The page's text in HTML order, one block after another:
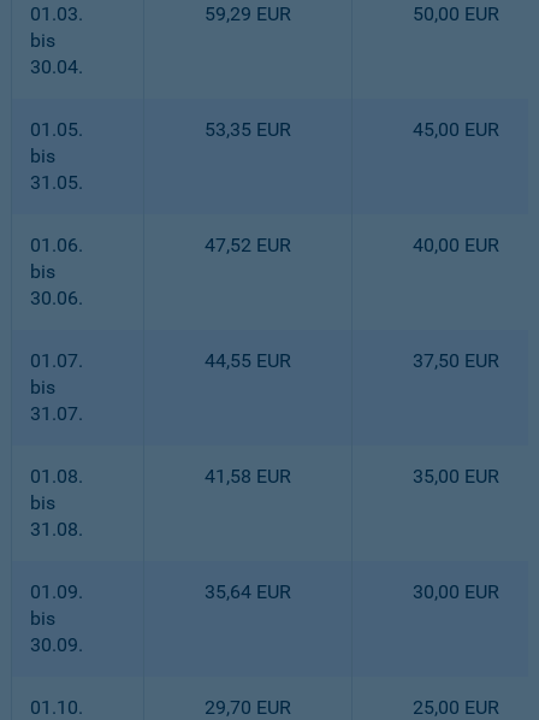
01.03.
bis
30.04.
59,29 EUR 50,00 EUR
01.05.
bis
31.05.
53,35 EUR 45,00 EUR
01.06.
bis
30.06.
47,52 EUR 40,00 EUR
01.07.
bis
31.07.
44,55 EUR 37,50 EUR
01.08.
bis
31.08.
41,58 EUR 35,00 EUR
01.09.
bis
30.09.
35,64 EUR 30,00 EUR
01.10. 29,70 EUR 25,00 EUR